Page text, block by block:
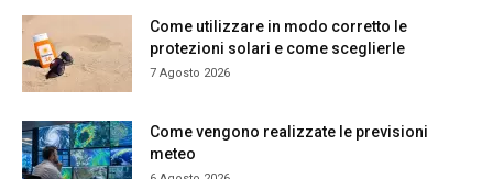
Come utilizzare in modo corretto le
protezioni solari e come sceglierle
7 Agosto 2026
Come vengono realizzate le previsioni
meteo